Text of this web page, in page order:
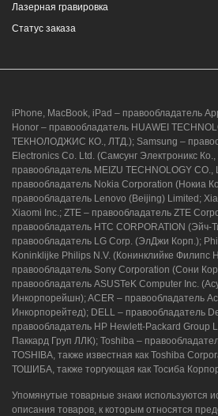
Лазерная гравировка
Статус заказа
iPhone, MacBook, iPad – правообладатель
Honor – правообладатель HUAWEI
ТЕКНОЛОДЖИС КО., ЛТД.); Samsung –
Electronics Co. Ltd. (Самсунг Электроникс
правообладатель MEIZU TECHNOLOGY CO.,
правообладатель Nokia Corporation (Нокиа
правообладатель Lenovo (Beijing) Limited;
Xiaomi Inc.; ZTE – правообладатель ZTE
правообладатель HTC CORPORATION
правообладатель LG Corp. (ЭлДжи Корп.);
Koninklijke Philips N.V. (Конинклийке Филипс
правообладатель Sony Corporation (Сони
правообладатель ASUSTeK Computer Inc.
Инкорпорейшн); ACER – правообладатель
Инкорпорейтед); DELL – правообладатель
правообладатель HP Hewlett-Packard Group
Паккард Груп ЛЛК); Toshiba –
TOSHIBA, также известная как Toshiba
ТОШИБА, также торгующая как Тосиба
Упомянутые товарные знаки используются
описания товаров, к которым относятся